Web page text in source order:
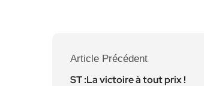
Article Précédent
ST :La victoire à tout prix !